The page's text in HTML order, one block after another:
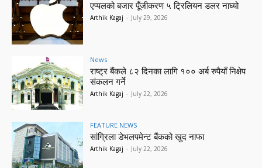
एप्पलको बजार पूँजीकरण ५ ट्रिलियन डलर नाघ्यो
Arthik Kagaj - July 29, 2026
News
राष्ट्र बैंकले ८२ दिनका लागि १०० अर्ब रुपैयाँ निक्षेप
संकलन गर्ने
Arthik Kagaj - July 22, 2026
FEATURE NEWS
सांग्रिला डेभलपमेन्ट बैंकको खुद नाफा
Arthik Kagaj - July 22, 2026